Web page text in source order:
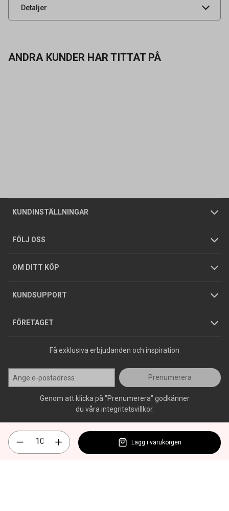
Detaljer
UNSPSC 14111800
ANDRA KUNDER HAR TITTAT PÅ
KUNDINSTÄLLNINGAR
Företagskund / Privatkund
FÖLJ OSS
OM DITT KÖP
Allmänna försäljningsvillkor
Integritetspolicy
GDPR
KUNDSUPPORT
Butiker
Foldrar och kataloger
Köpguider
Varumärken
FÖRETAGET
Om oss
Tjänster
Hållbarhet
Jobba hos oss
Press
Få exklusiva erbjudanden och inspiration
Prenumerera
Genom att klicka på "Prenumerera" godkänner
du våra integritetsvillkor.
Lägg i varukorgen